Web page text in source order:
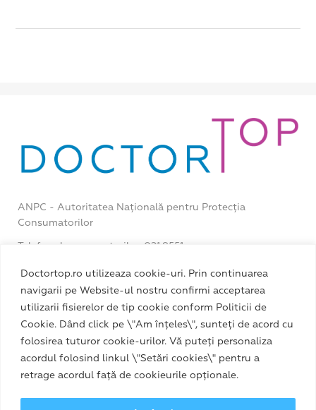
Doctortop.ro utilizeaza cookie-uri. Prin continuarea
navigarii pe Website-ul nostru confirmi acceptarea
utilizarii fisierelor de tip cookie conform Politicii de
Cookie. Dând click pe \"Am înțeles\", sunteți de acord cu
folosirea tuturor cookie-urilor. Vă puteți personaliza
acordul folosind linkul \"Setări cookies\" pentru a
retrage acordul față de cookieurile opționale.
ANPC - Autoritatea Națională pentru Protecția
Consumatorilor
Telefonul consumatorilor: 021.9551
Recepție DoctorTop: 0725 545 081
Fix: 021 33 00 333